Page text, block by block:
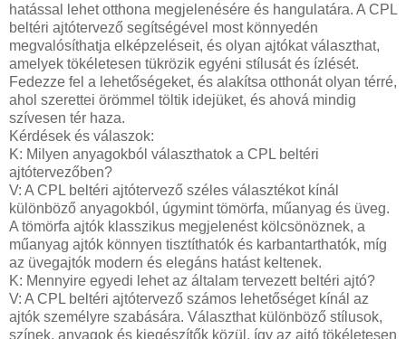
hatással lehet otthona megjelenésére és hangulatára. A CPL
beltéri ajtótervező segítségével most könnyedén
megvalósíthatja elképzeléseit, és olyan ajtókat választhat,
amelyek tökéletesen tükrözik egyéni stílusát és ízlését.
Fedezze fel a lehetőségeket, és alakítsa otthonát olyan térré,
ahol szerettei örömmel töltik idejüket, és ahová mindig
szívesen tér haza.
Kérdések és válaszok:
K: Milyen anyagokból választhatok a CPL beltéri
ajtótervezőben?
V: A CPL beltéri ajtótervező széles választékot kínál
különböző anyagokból, úgymint tömörfa, műanyag és üveg.
A tömörfa ajtók klasszikus megjelenést kölcsönöznek, a
műanyag ajtók könnyen tisztíthatók és karbantarthatók, míg
az üvegajtók modern és elegáns hatást keltenek.
K: Mennyire egyedi lehet az általam tervezett beltéri ajtó?
V: A CPL beltéri ajtótervező számos lehetőséget kínál az
ajtók személyre szabására. Választhat különböző stílusok,
színek, anyagok és kiegészítők közül, így az ajtó tökéletesen